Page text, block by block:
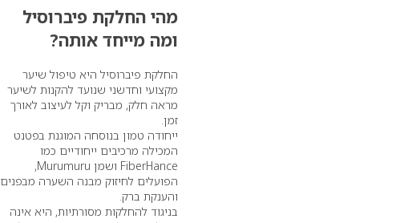
מהי החלקת פיברוסיל
ומה מייחד אותה?
החלקת פיברוסיל היא טיפול שיער
מקצועי וחדשני שנועד להקנות לשיער
מראה חלק, מבריק וקל לעיצוב לאורך
זמן.
ייחודה טמון בנוסחה המוגנת בפטנט
המכילה מרכיבים ייחודיים כמו
FiberHance ושמן Murumuru,
הפועלים לחיזוק מבנה השערה מבפנים
והענקת ברק.
בניגוד להחלקות מסורתיות, היא אינה